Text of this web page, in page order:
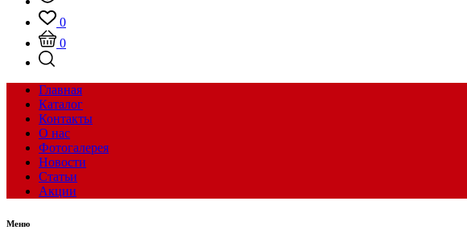
0
0
Главная
Каталог
Контакты
О нас
Фотогалерея
Новости
Статьи
Акции
Меню